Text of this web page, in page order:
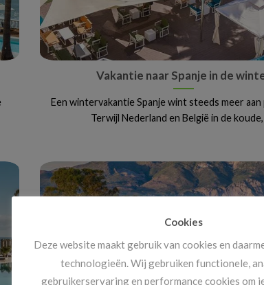
Vakantie naar Spanje in de
Een wintervakantie Spanje wint steeds meer
Terwijl Nederland en België in de koude,
Cookies
Deze website maakt gebruik van cookies en
technologieën. Wij gebruiken functionele,
gebruikerservaring en performance cookies om